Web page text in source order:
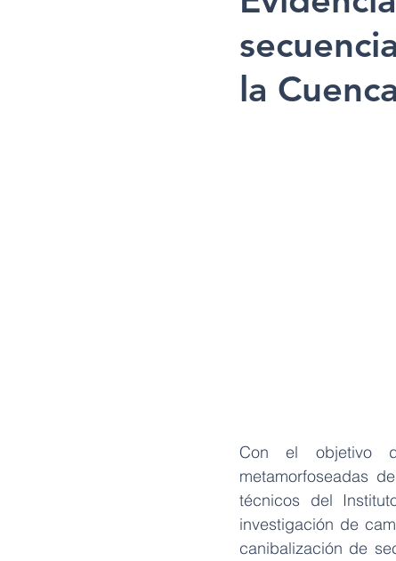
la
Con el objetivo
metamorfoseadas
técnicos del
investigación de
canibalización de